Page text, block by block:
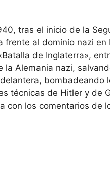
tras el inicio de la
frente al dominio nazi
de Inglaterra»,
la Alemania nazi,
bombadeando
técnicas de Hitler y de
con los comentarios de